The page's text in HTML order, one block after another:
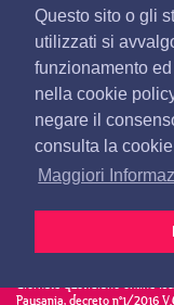
Questo sito o gli
utilizzati si
funzionamento
nella cookie
negare il
consulta la
Maggiori
OlbiaNotizie.it © 2026
P.IVA 02650290907
Giornale quotidiano online
Pausania, decreto n°1/2016